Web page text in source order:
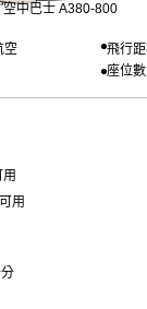
空中巴士 A380-800
空
飛行
座位
用